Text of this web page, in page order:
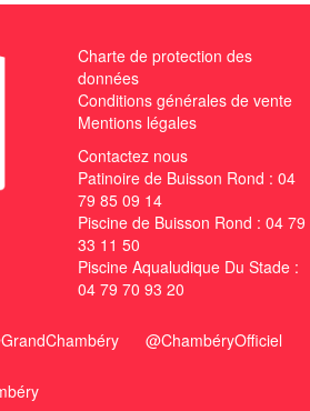
Charte de protection des
données
Conditions générales de vente
Mentions légales
Contactez nous
Patinoire de Buisson Rond : 04
79 85 09 14
Piscine de Buisson Rond : 04 79
33 11 50
Piscine Aqualudique Du Stade :
04 79 70 93 20
@ChambéryOfficiel